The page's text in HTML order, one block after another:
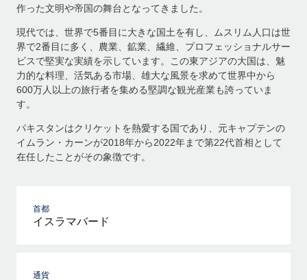
作った文明や帝国の舞台となってきました。
現代では、世界で5番目に大きな国土を有し、ムスリム人口は世
界で2番目に多く、農業、鉱業、繊維、プロフェッショナルサー
ビスで堅実な実績を示しています。この東アジアの大国は、魅
力的な料理、活気ある市場、雄大な風景を求めて世界中から
600万人以上の旅行者を集める堅調な観光産業も誇っていま
す。
パキスタンはクリケットを熱愛する国であり、元キャプテンの
イムラン・カーンが2018年から2022年まで第22代首相として
在任したことがその象徴です。
首都
イスラマバード
通貨